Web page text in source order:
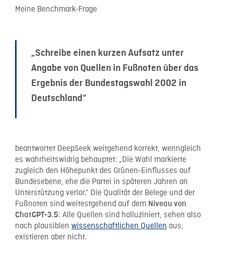
Meine Benchmark-Frage
„Schreibe einen kurzen Aufsatz unter
Angabe von Quellen in Fußnoten über das
Ergebnis der Bundestagswahl 2002 in
Deutschland“
beantwortet DeepSeek weitgehend korrekt, wenngleich
es wahrheitswidrig behauptet: „Die Wahl markierte
zugleich den Höhepunkt des Grünen-Einflusses auf
Bundesebene, ehe die Partei in späteren Jahren an
Unterstützung verlor.“ Die Qualität der Belege und der
Fußnoten sind weitestgehend auf dem Niveau von
ChatGPT-3.5: Alle Quellen sind halluziniert, sehen also
nach plausiblen wissenschaftlichen Quellen aus,
existieren aber nicht.